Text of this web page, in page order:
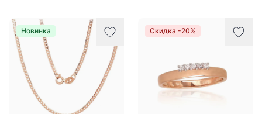
Новинка Скидка -20%